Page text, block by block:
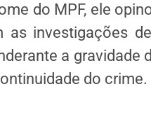
do MPF, ele
as investigações
a gravidade
do crime.